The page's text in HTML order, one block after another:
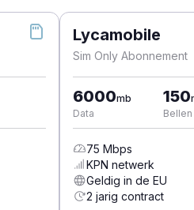
Lycamobile
Sim Only Abonnement
6000mb
Data
150
Bellen
75 Mbps
KPN netwerk
Geldig in de EU
2 jarig contract